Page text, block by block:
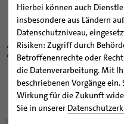
Hierbei können auch
insbesondere aus Ländern
Datenschutzniveau,
Risiken: Zugriff durch
Betroffenenrechte oder
die Datenverarbeitung. Mit
beschriebenen Vorgänge
Wirkung für die Zukunft
Sie in unserer
Weihbischof Dr. Martin
Bischof em. Norbert Trelle
Weihbischof em. Bongartz
Weihbischof em.
Weihbischof em. Koitz
Bischof em. Dr. Wüstenberg
Generalvikariat
Gremien
Diözesangericht
Gemeindegremien
Pfarrgemeinden
Hildesheimer Dom
Virtueller Rundgang durch
Tausendjähriger Rosenstock
Die Hildesheimer Dommusik
Wallfahrten | Pilgern
Termine Wallfahrten und
Jakobswege im Bistum
Veranstaltungen
Strategieprozess
Jugend
Irische
zu
Wallfahrt zu Ehren des
Samstag mit Bischof